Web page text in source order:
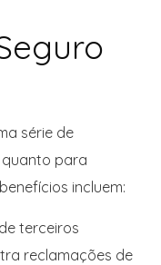
série de
para
incluem:
terceiros
reclamações de